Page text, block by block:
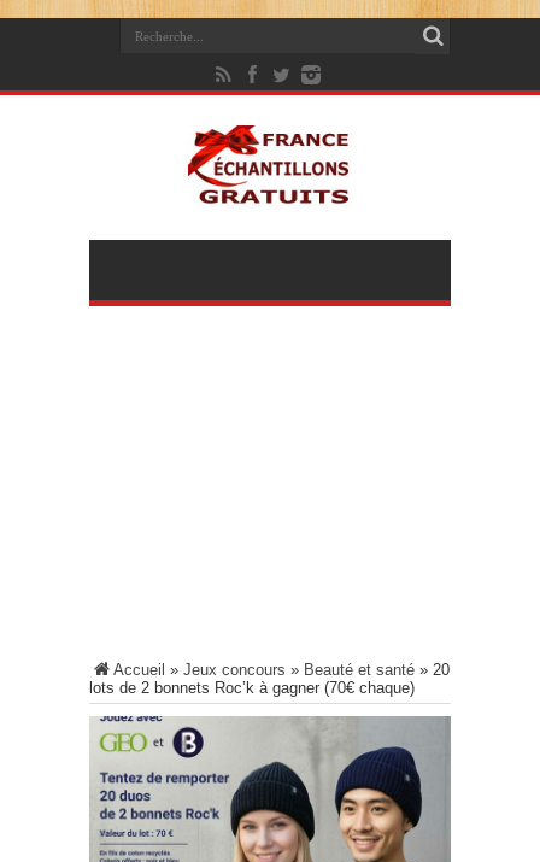
Accueil » Jeux concours » Beauté et santé » 20
lots de 2 bonnets Roc’k à gagner (70€ chaque)